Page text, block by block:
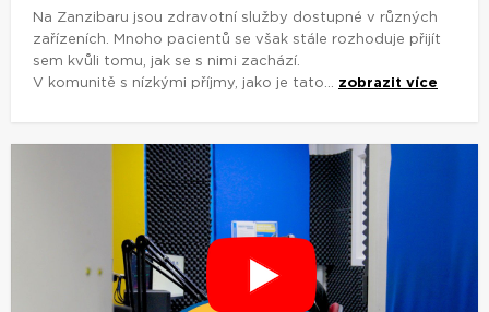
Na Zanzibaru jsou zdravotní služby dostupné v různých
zařízeních. Mnoho pacientů se však stále rozhoduje přijít
sem kvůli tomu, jak se s nimi zachází.
V komunitě s nízkými příjmy, jako je tato... zobrazit více